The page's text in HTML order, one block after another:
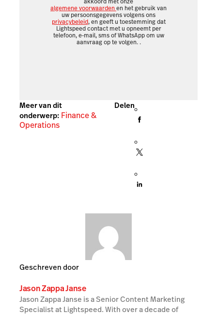
algemene voorwaardenen het gebruik van
uw persoonsgegevens volgens ons
privacybeleid, en geeft u toestemming dat
Lightspeed contact met u opneemt per
telefoon, e-mail, sms of WhatsApp om uw
aanvraag op te volgen. .
Meer van dit
onderwerp: Finance &
Operations
Delen
Geschreven door
Jason Zappa Janse
Jason Zappa Janse is a Senior Content Marketing
Specialist at Lightspeed. With over a decade of